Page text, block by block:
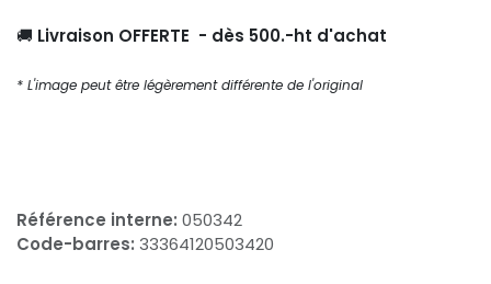
🚚 Livraison OFFERTE - dès 500.-ht d'achat
* L'image peut être légèrement différente de l'original
Référence interne: 050342
Code-barres: 33364120503420